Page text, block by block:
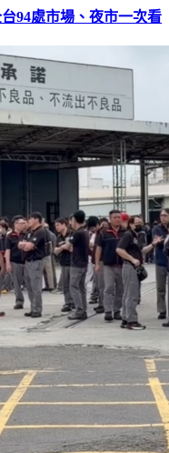
94處市場、夜市一次看